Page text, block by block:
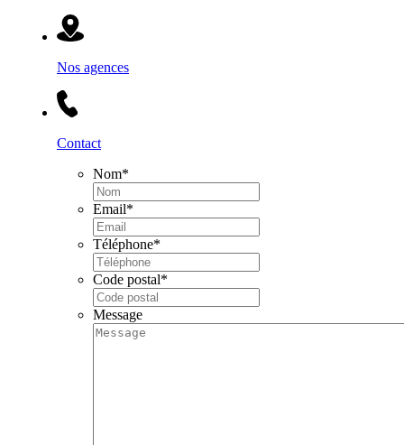
Nos agences
Contact
Nom*
Email*
Téléphone*
Code postal*
Message